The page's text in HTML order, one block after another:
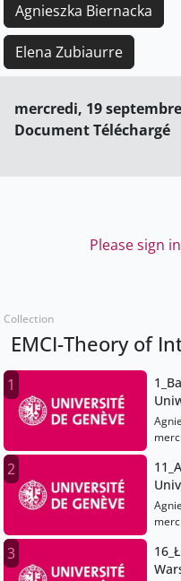
Agnieszka Biernacka
Elena Zubiaurre
mercredi, 19
Document Téléchargé
Please sign
Collection
EMCI-Theory of
1
2
3